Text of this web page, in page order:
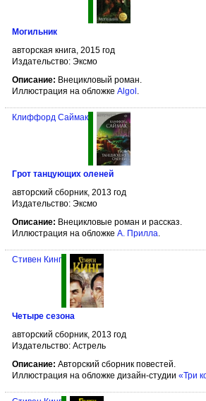
Могильник
авторская книга, 2015 год
Издательство: Эксмо
Описание: Внецикловый роман.
Иллюстрация на обложке Algol
Клиффорд Саймак
Грот танцующих оленей
авторский сборник, 2013 год
Издательство: Эксмо
Описание: Внецикловые роман и рассказ.
Иллюстрация на обложке А. Прилла
Стивен Кинг
Четыре сезона
авторский сборник, 2013 год
Издательство: Астрель
Описание: Авторский сборник повестей.
Иллюстрация на обложке дизайн-студии «Три